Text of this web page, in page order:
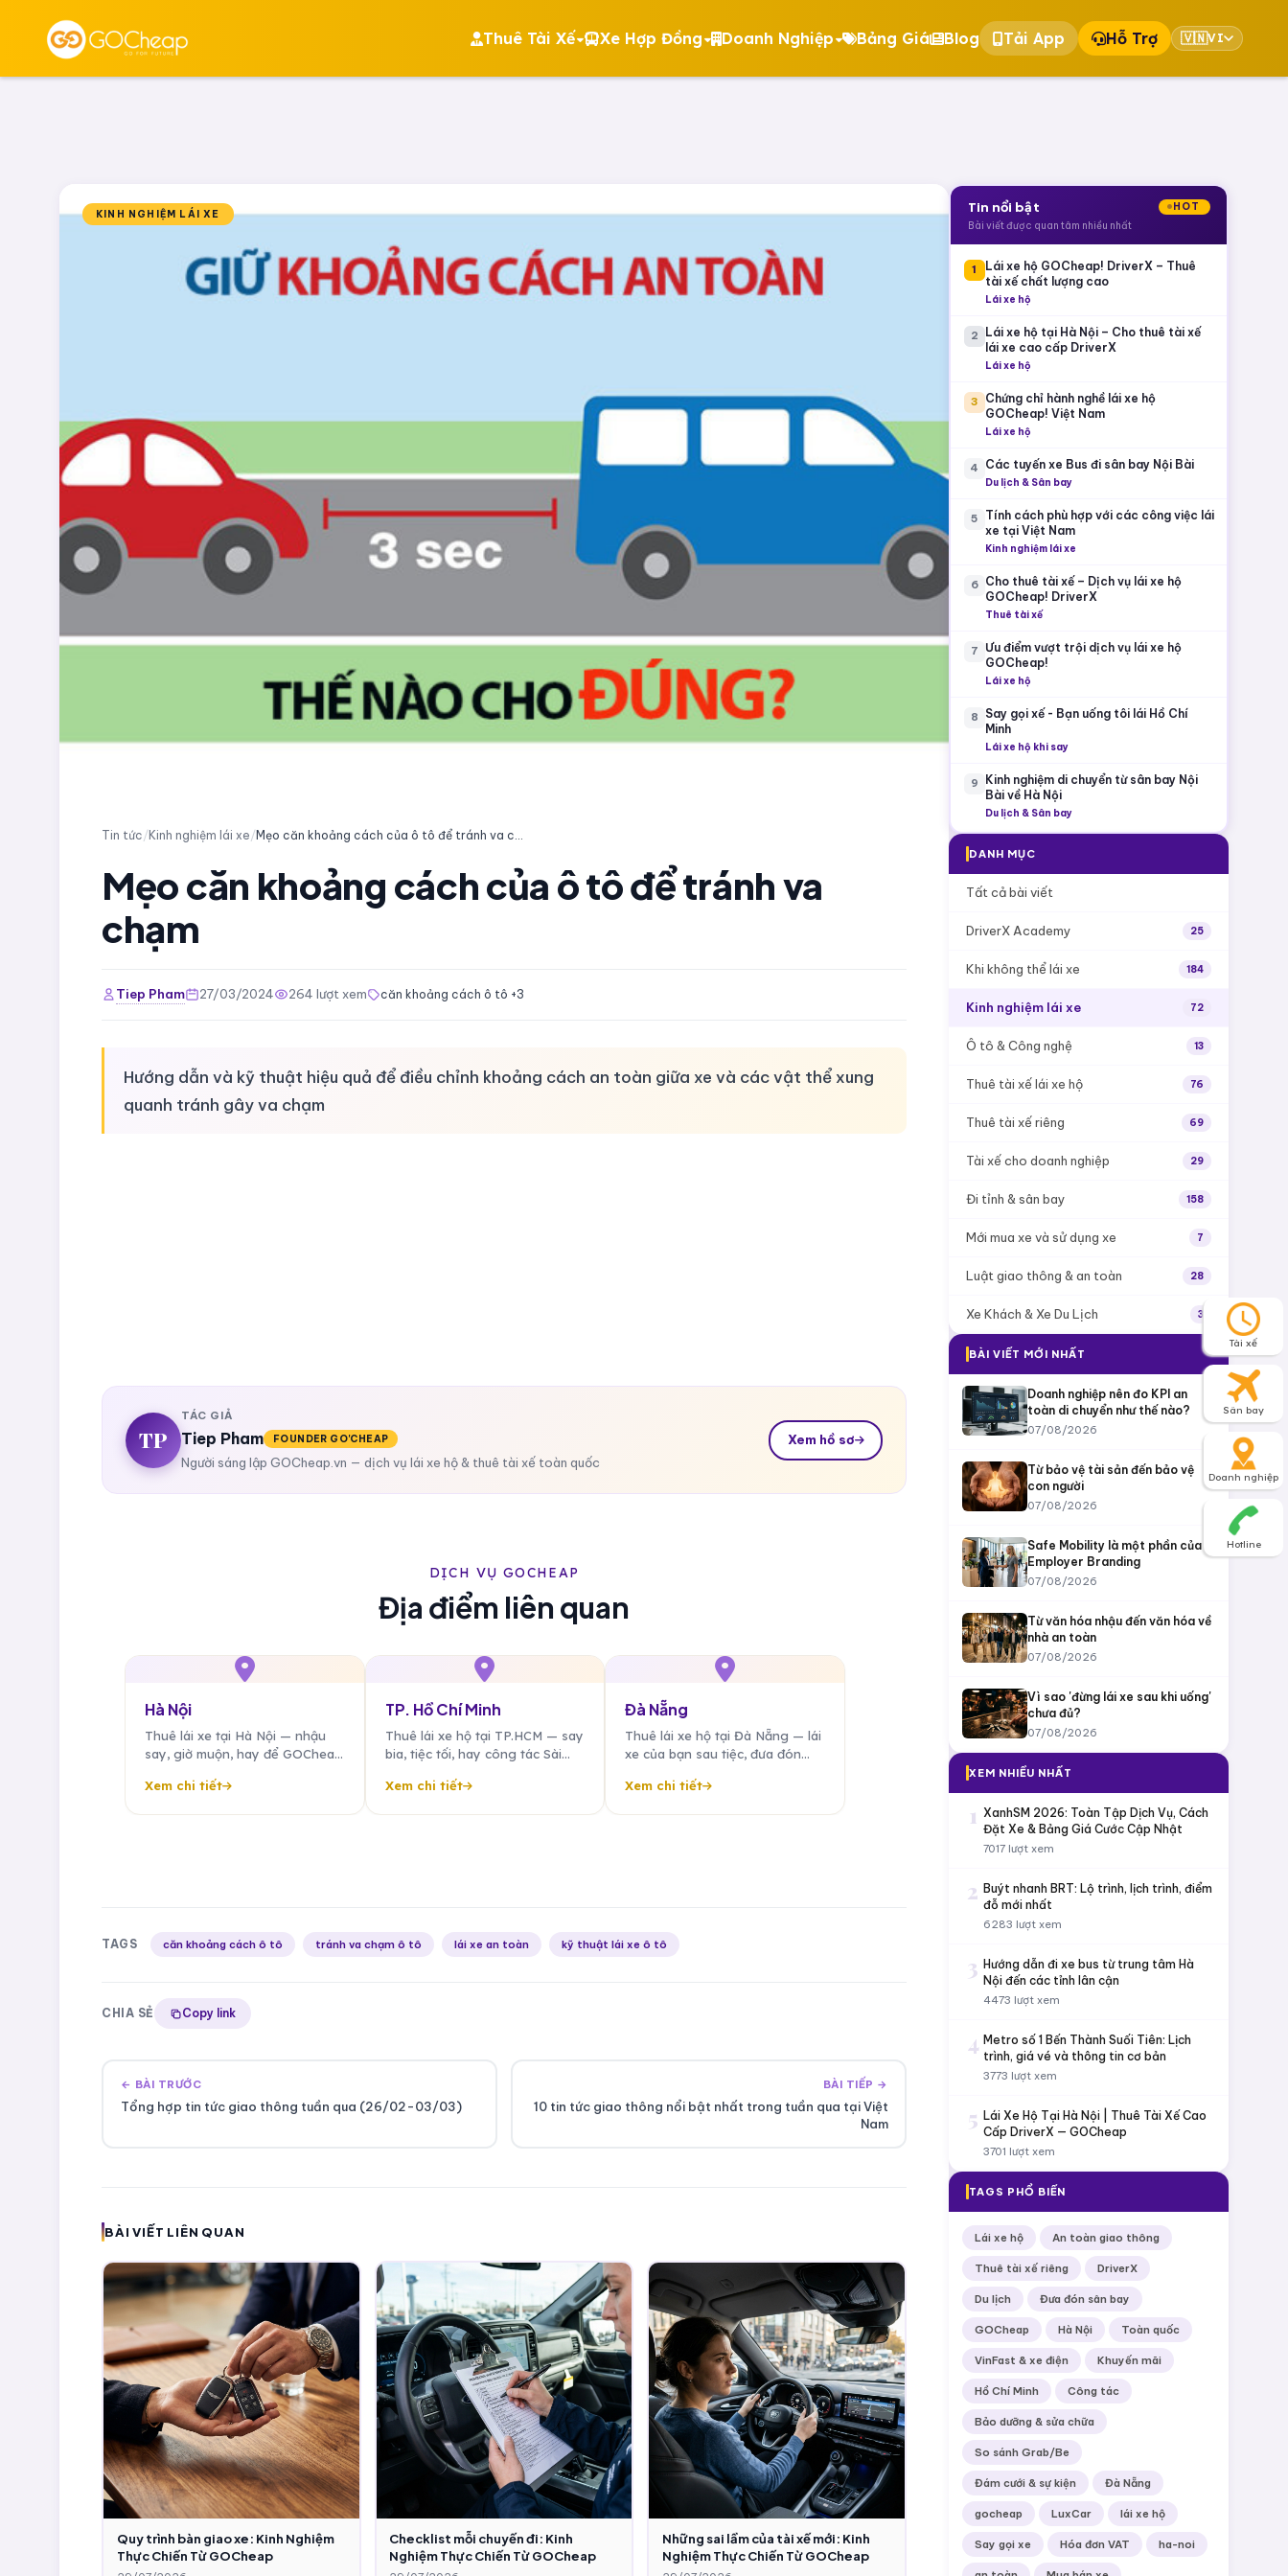
Thuê Tài Xế Xe Hợp Đồng Doanh Nghiệp Bảng Giá Blog Tải App Hỗ Trợ 🇻🇳VI
KINH NGHIỆM LÁI XE
Tin tức /Kinh nghiệm lái xe /
Mẹo căn khoảng cách của ô tô để tránh va
chạm
Tiep Pham 27/03/2024 264 lượt xem căn khoảng cách ô tô +3
Hướng dẫn và kỹ thuật hiệu quả để điều chỉnh khoảng cách an toàn giữa xe và các vật thể xung
quanh tránh gây va chạm
TP
TÁC GIẢ
Tiep Pham FOUNDER GO'CHEAP
Người sáng lập GOCheap.vn — dịch vụ lái xe hộ & thuê tài xế toàn quốc
Xem hồ sơ
DỊCH VỤ GOCHEAP
Địa điểm liên quan
Hà Nội
Thuê lái xe tại Hà Nội — nhậu
say, giờ muộn, hay để GOCheap
đưa đón công tác, sân bay, sự
Xem chi tiết
TP. Hồ Chí Minh
Thuê lái xe hộ tại TP.HCM — say
bia, tiệc tối, hay công tác Sài
nhân, đưa đón sân bay Tân Sơn
Xem chi tiết
Đà Nẵng
Thuê lái xe hộ tại Đà Nẵng — lái
xe của bạn sau tiệc, đưa đón
Non Nước. Tài xế riêng miền
Xem chi tiết
TAGS căn khoảng cách ô tô tránh va chạm ô tô lái xe an toàn kỹ thuật lái xe ô tô
CHIA SẺ Copy link
← BÀI TRƯỚC
Tổng hợp tin tức giao thông tuần qua (26/02-03/03)
BÀI TIẾP →
10 tin tức giao thông nổi bật nhất trong tuần qua tại Việt
Nam
BÀI VIẾT LIÊN QUAN
Quy trình bàn giao xe: Kinh Nghiệm
Thực Chiến Từ GOCheap
Checklist mỗi chuyến đi: Kinh
Nghiệm Thực Chiến Từ GOCheap
Những sai lầm của tài xế mới: Kinh
Nghiệm Thực Chiến Từ GOCheap
Tin nổi bật
HOT
Bài viết được quan tâm nhiều nhất
1
Lái xe hộ GOCheap! DriverX – Thuê
tài xế chất lượng cao
Lái xe hộ
2 Lái xe hộ tại Hà Nội – Cho thuê tài xế
lái xe cao cấp DriverX
Lái xe hộ
3 Chứng chỉ hành nghề lái xe hộ
GOCheap! Việt Nam
Lái xe hộ
4 Các tuyến xe Bus đi sân bay Nội Bài
Du lịch & Sân bay
5
Tính cách phù hợp với các công việc lái
xe tại Việt Nam
Kinh nghiệm lái xe
6
Cho thuê tài xế – Dịch vụ lái xe hộ
GOCheap! DriverX
Thuê tài xế
7
Ưu điểm vượt trội dịch vụ lái xe hộ
GOCheap!
Lái xe hộ
8
Say gọi xế - Bạn uống tôi lái Hồ Chí
Minh
Lái xe hộ khi say
9
Kinh nghiệm di chuyển từ sân bay Nội
Bài về Hà Nội
Du lịch & Sân bay
DANH MỤC
Tất cả bài viết
DriverX Academy 25
Khi không thể lái xe 184
Kinh nghiệm lái xe 72
Ô tô & Công nghệ 13
Thuê tài xế lái xe hộ 76
Thuê tài xế riêng 69
Tài xế cho doanh nghiệp 29
Đi tỉnh & sân bay 158
Mới mua xe và sử dụng xe 7
Luật giao thông & an toàn 28
Xe Khách & Xe Du Lịch 3
BÀI VIẾT MỚI NHẤT
Doanh nghiệp nên đo KPI an
toàn di chuyển như thế nào?
07/08/2026
Từ bảo vệ tài sản đến bảo vệ
con người
07/08/2026
Safe Mobility là một phần của
Employer Branding
07/08/2026
Từ văn hóa nhậu đến văn hóa về
nhà an toàn
07/08/2026
Vì sao 'đừng lái xe sau khi uống'
chưa đủ?
07/08/2026
XEM NHIỀU NHẤT
1 XanhSM 2026: Toàn Tập Dịch Vụ, Cách
Đặt Xe & Bảng Giá Cước Cập Nhật
7017 lượt xem
2 Buýt nhanh BRT: Lộ trình, lịch trình, điểm
đỗ mới nhất
6283 lượt xem
3 Hướng dẫn đi xe bus từ trung tâm Hà
Nội đến các tỉnh lân cận
4473 lượt xem
4 Metro số 1 Bến Thành Suối Tiên: Lịch
trình, giá vé và thông tin cơ bản
3773 lượt xem
5 Lái Xe Hộ Tại Hà Nội | Thuê Tài Xế Cao
Cấp DriverX — GOCheap
3701 lượt xem
TAGS PHỔ BIẾN
Lái xe hộ An toàn giao thông
Thuê tài xế riêng DriverX
Du lịch Đưa đón sân bay
GOCheap Hà Nội Toàn quốc
VinFast & xe điện Khuyến mãi
Hồ Chí Minh Công tác
Bảo dưỡng & sửa chữa
So sánh Grab/Be
Đám cưới & sự kiện Đà Nẵng
gocheap LuxCar lái xe hộ
Say gọi xe Hóa đơn VAT ha-noi
Tài xế
Sân bay
Doanh nghiệp
Hotline